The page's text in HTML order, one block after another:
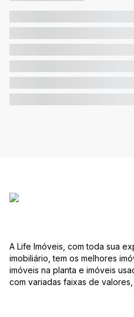
A Life Imóveis, com toda sua
imobiliário, tem os melhores
imóveis na planta e imóveis
com variadas faixas de